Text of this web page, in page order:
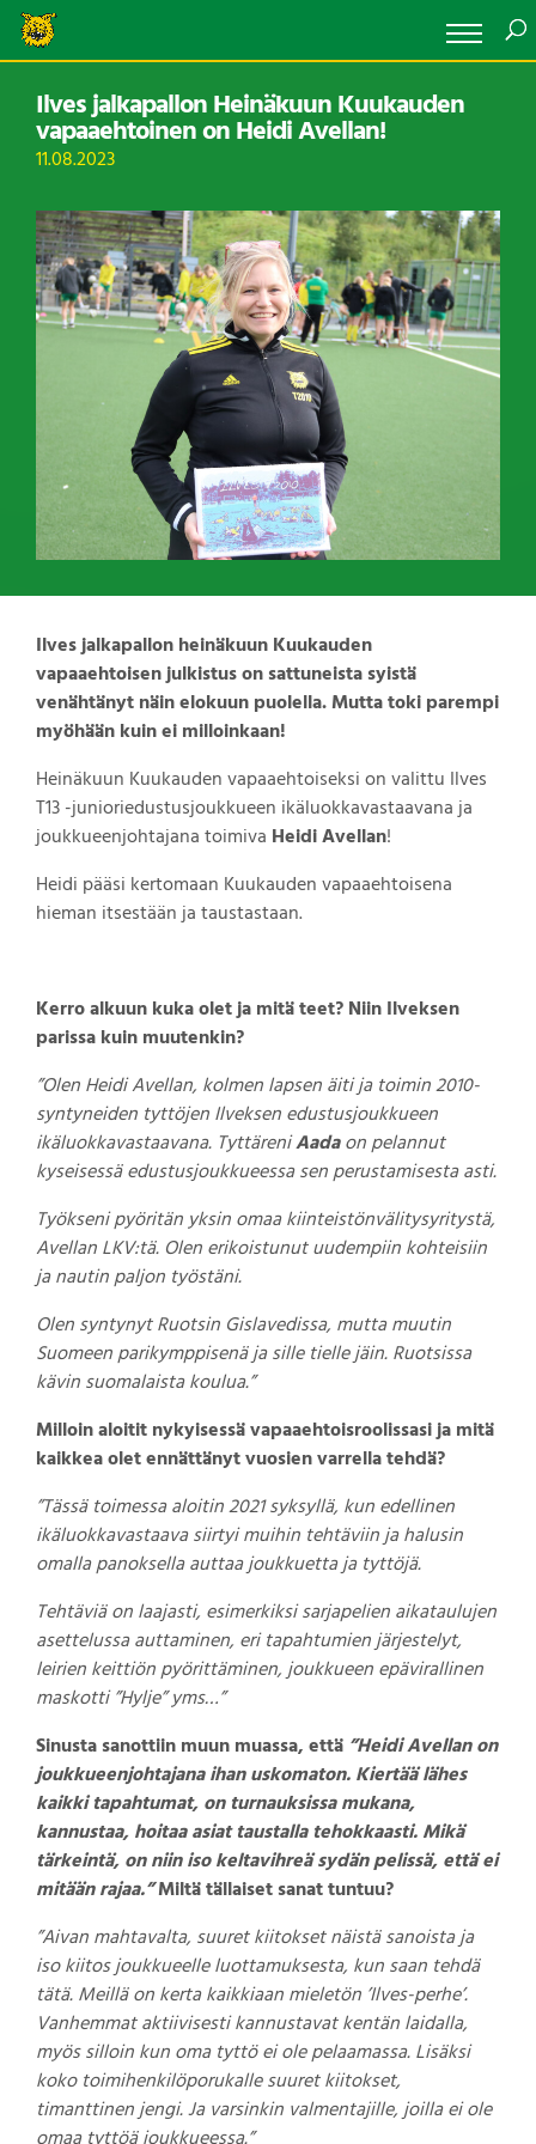
Ilves jalkapallon Heinäkuun Kuukauden
vapaaehtoinen on Heidi Avellan!
11.08.2023
Ilves jalkapallon heinäkuun Kuukauden
vapaaehtoisen julkistus on sattuneista syistä
venähtänyt näin elokuun puolella. Mutta toki parempi
myöhään kuin ei milloinkaan!
Heinäkuun Kuukauden vapaaehtoiseksi on valittu Ilves
T13 -junioriedustusjoukkueen ikäluokkavastaavana ja
joukkueenjohtajana toimiva Heidi Avellan!
Heidi pääsi kertomaan Kuukauden vapaaehtoisena
hieman itsestään ja taustastaan.
Kerro alkuun kuka olet ja mitä teet? Niin Ilveksen
parissa kuin muutenkin?
”Olen Heidi Avellan, kolmen lapsen äiti ja toimin 2010-
syntyneiden tyttöjen Ilveksen edustusjoukkueen
ikäluokkavastaavana. TyttäreniAadaon pelannut
kyseisessä edustusjoukkueessa sen perustamisesta asti.
Työkseni pyöritän yksin omaa kiinteistönvälitysyritystä,
Avellan LKV:tä. Olen erikoistunut uudempiin kohteisiin
ja nautin paljon työstäni.
Olen syntynyt Ruotsin Gislavedissa, mutta muutin
Suomeen parikymppisenä ja sille tielle jäin. Ruotsissa
kävin suomalaista koulua.”
Milloin aloitit nykyisessä vapaaehtoisroolissasi ja mitä
kaikkea olet ennättänyt vuosien varrella tehdä?
”Tässä toimessa aloitin 2021 syksyllä, kun edellinen
ikäluokkavastaava siirtyi muihin tehtäviin ja halusin
omalla panoksella auttaa joukkuetta ja tyttöjä.
Tehtäviä on laajasti, esimerkiksi sarjapelien aikataulujen
asettelussa auttaminen, eri tapahtumien järjestelyt,
leirien keittiön pyörittäminen, joukkueen epävirallinen
maskotti ”Hylje” yms…”
Sinusta sanottiin muun muassa, että ”Heidi Avellan on
joukkueenjohtajana ihan uskomaton. Kiertää lähes
kaikki tapahtumat, on turnauksissa mukana,
kannustaa, hoitaa asiat taustalla tehokkaasti. Mikä
tärkeintä, on niin isokeltavihreä sydän pelissä, että ei
mitään rajaa.”Miltä tällaiset sanat tuntuu?
”Aivan mahtavalta, suuret kiitokset näistä sanoista ja
iso kiitos joukkueelle luottamuksesta, kun saan tehdä
tätä. Meillä on kerta kaikkiaan mieletön ’Ilves-perhe’.
Vanhemmat aktiivisesti kannustavat kentän laidalla,
myös silloin kun oma tyttö ei ole pelaamassa. Lisäksi
koko toimihenkilöporukalle suuret kiitokset,
timanttinen jengi. Ja varsinkin valmentajille, joilla ei ole